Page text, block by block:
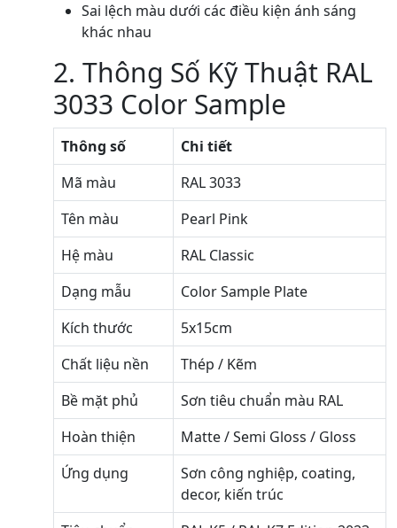
Sai lệch màu dưới các điều kiện ánh sáng
khác nhau
2. Thông Số Kỹ Thuật RAL
3033 Color Sample
Thông số
Chi tiết
Mã màu
RAL 3033
Tên màu
Pearl Pink
Hệ màu
RAL Classic
Dạng mẫu
Color Sample Plate
Kích thước
5x15cm
Chất liệu nền
Thép / Kẽm
Bề mặt phủ
Sơn tiêu chuẩn màu RAL
Hoàn thiện
Matte / Semi Gloss / Gloss
Ứng dụng
Sơn công nghiệp, coating,
decor, kiến trúc